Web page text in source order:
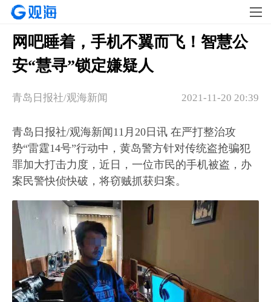
网吧睡着，手机不翼而飞！智慧公
安“慧寻”锁定嫌疑人
2021-11-20 20:39
青岛日报社/观海新闻
青岛日报社/观海新闻11月20日讯 在严打整治攻
势“雷霆14号”行动中，黄岛警方针对传统盗抢骗犯
罪加大打击力度，近日，一位市民的手机被盗，办
案民警快侦快破，将窃贼抓获归案。